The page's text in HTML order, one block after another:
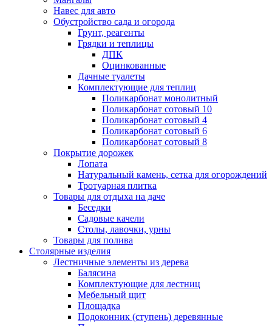
Навес для авто
Обустройство сада и огорода
Грунт, реагенты
Грядки и теплицы
ДПК
Оцинкованные
Дачные туалеты
Комплектующие для теплиц
Поликарбонат монолитный
Поликарбонат сотовый 10
Поликарбонат сотовый 4
Поликарбонат сотовый 6
Поликарбонат сотовый 8
Покрытие дорожек
Лопата
Натуральный камень, сетка для огорождений
Тротуарная плитка
Товары для отдыха на даче
Беседки
Садовые качели
Столы, лавочки, урны
Товары для полива
Столярные изделия
Лестничные элементы из дерева
Балясина
Комплектующие для лестниц
Мебельный щит
Площадка
Подоконник (ступень) деревянные